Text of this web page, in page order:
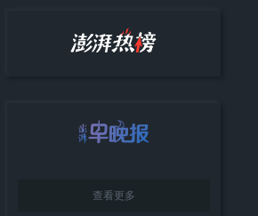
弹药充足为何还要追加库存？特
朗普：某些类型稍微有点紧张
查看更多